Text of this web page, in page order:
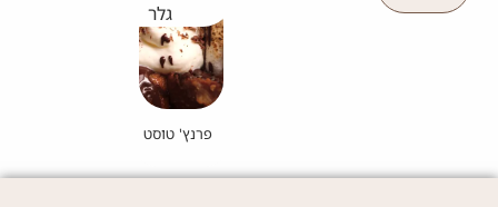
גלר
פרנץ' טוסט בטעם סמור'ס